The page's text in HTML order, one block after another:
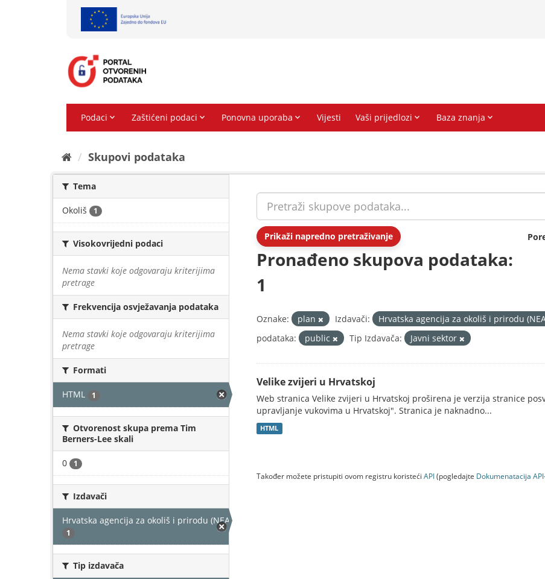
Skupovi podаtаkа
Tema
Okoliš 1
Visokovrijedni podaci
Nema stavki koje odgovaraju kriterijima
pretrage
Frekvencija osvježavanja podataka
Nema stavki koje odgovaraju kriterijima
pretrage
Formati
HTML 1
Otvorenost skupa prema Tim
Berners-Lee skali
0 1
Izdavači
Hrvatska agencija za okoliš i prirodu (NEAKTIVAN)
1
Tip izdavača
Prikaži napredno pretraživanje
Pronađeno skupova podataka:
1
Oznake: plan Izdavači: Hrvatska agencija za okoliš i prirodu
podataka:
public Tip Izdavača: Javni sektor
Velike zvijeri u Hrvatskoj
Web stranica Velike zvijeri u Hrvatskoj proširena je verzija stranice
upravljanje vukovima u Hrvatskoj". Stranica je naknadno...
HTML
Također možete pristupiti ovom registru koristeći API(pogledajte Dokumenаtаcijа